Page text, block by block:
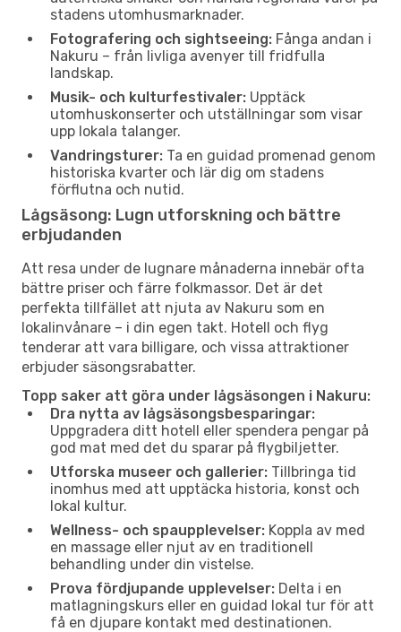
stadens utomhusmarknader.
Fotografering och sightseeing: Fånga andan i
Nakuru – från livliga avenyer till fridfulla
landskap.
Musik- och kulturfestivaler: Upptäck
utomhuskonserter och utställningar som visar
upp lokala talanger.
Vandringsturer: Ta en guidad promenad genom
historiska kvarter och lär dig om stadens
förflutna och nutid.
Lågsäsong: Lugn utforskning och bättre
erbjudanden
Att resa under de lugnare månaderna innebär ofta
bättre priser och färre folkmassor. Det är det
perfekta tillfället att njuta av Nakuru som en
lokalinvånare – i din egen takt. Hotell och flyg
tenderar att vara billigare, och vissa attraktioner
erbjuder säsongsrabatter.
Topp saker att göra under lågsäsongen i Nakuru:
Dra nytta av lågsäsongsbesparingar:
Uppgradera ditt hotell eller spendera pengar på
god mat med det du sparar på flygbiljetter.
Utforska museer och gallerier: Tillbringa tid
inomhus med att upptäcka historia, konst och
lokal kultur.
Wellness- och spaupplevelser: Koppla av med
en massage eller njut av en traditionell
behandling under din vistelse.
Prova fördjupande upplevelser: Delta i en
matlagningskurs eller en guidad lokal tur för att
få en djupare kontakt med destinationen.